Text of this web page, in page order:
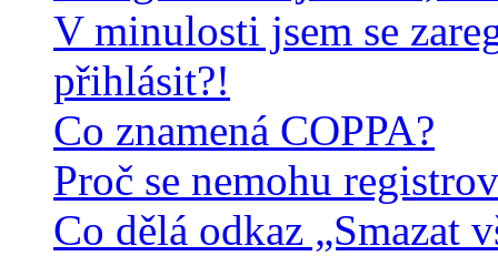
V minulosti jsem se
přihlásit?!
Co znamená COPPA?
Proč se nemohu
Co dělá odkaz „Smazat